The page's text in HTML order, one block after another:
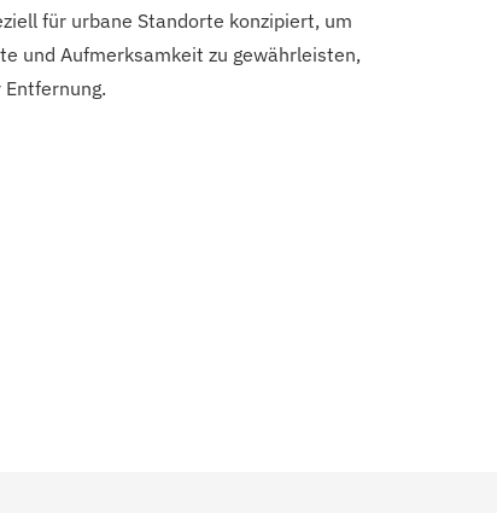
für urbane Standorte konzipiert, um
und Aufmerksamkeit zu gewährleisten,